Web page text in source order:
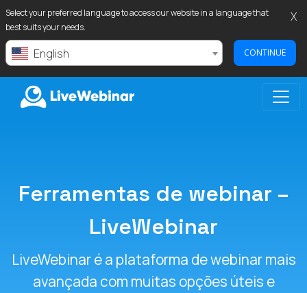
Select your preferred language to access our website in a language that
best suits your needs.
English CONTINUE
X
Ferramentas de webinar –
LiveWebinar
LiveWebinar é a plataforma de webinar mais
avançada com muitas opções úteis e